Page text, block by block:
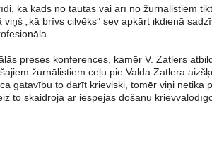
ka kāds no tautas vai arī no žurnālistiem
„kā brīvs cilvēks” sev apkārt ikdienā
preses konferences, kamēr V. Zatlers
žurnālistiem ceļu pie Valda Zatlera
gatavību to darīt krieviski, tomēr viņi netika
to skaidroja ar iespējas došanu